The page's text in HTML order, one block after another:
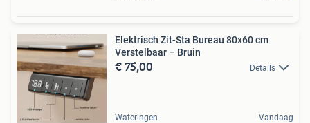
Elektrisch Zit-Sta Bureau 80x60 cm
Verstelbaar – Bruin
€ 75,00 Details
Wateringen Vandaag